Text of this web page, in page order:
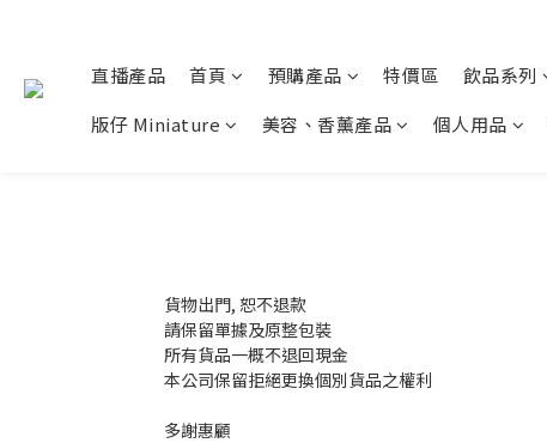
直播產品 首頁 預購產品 特價區 飲品系列
版仔 Miniature
美容、香薰產品 個人用品
貨物出門, 恕不退款
請保留單據及原整包裝
所有貨品一概不退回現金
本公司保留拒絕更換個別貨品之權利
多謝惠顧